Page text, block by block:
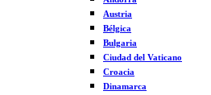
Austria
Bélgica
Bulgaria
Ciudad del Vaticano
Croacia
Dinamarca